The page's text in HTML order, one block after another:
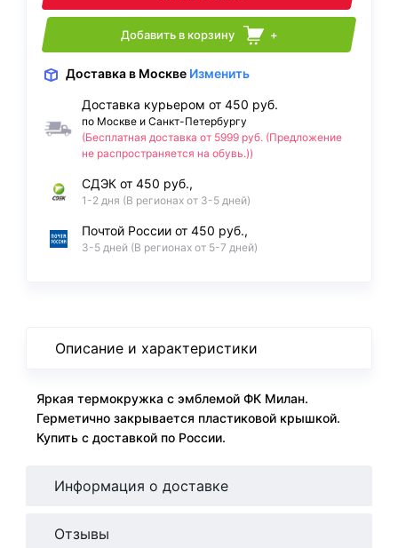
Добавить в корзину +
Доставка в Москве Изменить
Доставка курьером от 450 руб.
по Москве и Санкт-Петербургу
(Бесплатная доставка от 5999 руб. (Предложение
не распространяется на обувь.))
СДЭК от 450 руб.,
1-2 дня (В регионах от 3-5 дней)
Почтой России от 450 руб.,
3-5 дней (В регионах от 5-7 дней)
Описание и характеристики
Яркая термокружка с эмблемой ФК Милан.
Герметично закрывается пластиковой крышкой.
Купить с доставкой по России.
Информация о доставке
Отзывы